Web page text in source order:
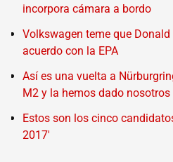
incorpora cámara a bordo
Volkswagen teme que
acuerdo con la EPA
Así es una vuelta a
M2 y la hemos dado nosotros
Estos son los cinco
2017'